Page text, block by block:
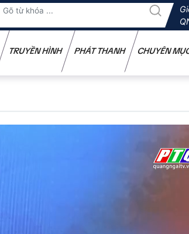
TRUYỀN HÌNH PHÁT THANH CHUYÊN